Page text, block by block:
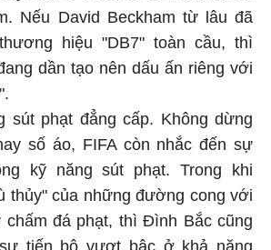
Nếu David Beckham từ lâu đã
hiệu "DB7" toàn cầu, thì
dần tạo nên dấu ấn riêng với
sút phạt đẳng cấp. Không dừng
số áo, FIFA còn nhắc đến sự
kỹ năng sút phạt. Trong khi
thủy" của những đường cong với
chấm đá phạt, thì Đình Bắc cũng
tiến bộ vượt bậc ở khả năng